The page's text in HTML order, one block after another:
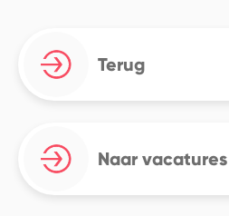
Terug
Naar vacatures